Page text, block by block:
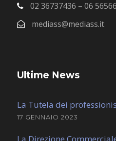
02 36737436 – 06
mediass@mediass.it
Ultime News
La Tutela dei
17 GENNAIO 2023